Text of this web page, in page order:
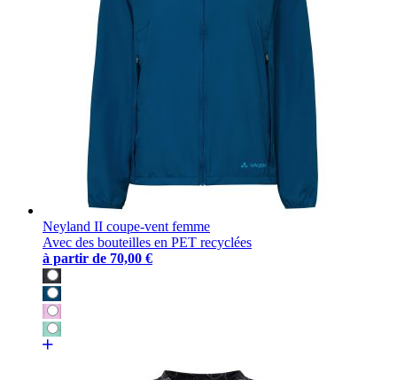
Neyland II coupe-vent femme
Avec des bouteilles en PET recyclées
à partir de 70,00 €